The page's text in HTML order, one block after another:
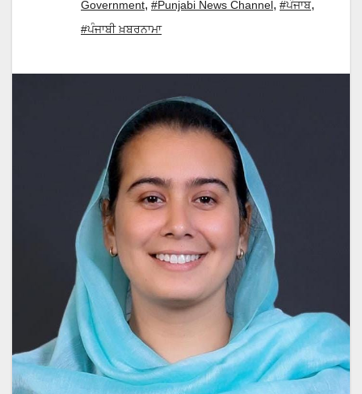
Government, #Punjabi News Channel, #ਪੰਜਾਬ,
#ਪੰਜਾਬੀ ਖ਼ਬਰਨਾਮਾ